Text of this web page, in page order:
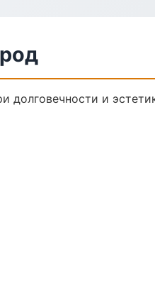
долговечности и